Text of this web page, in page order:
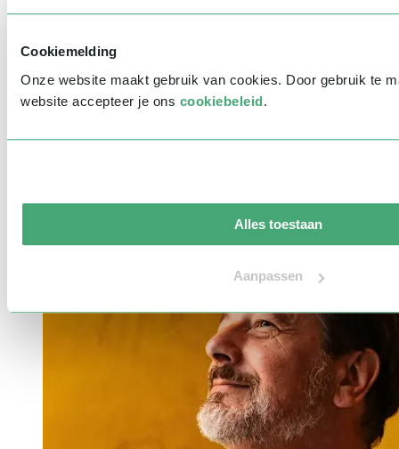
Cookiemelding
Onze website maakt gebruik van cookies. Door gebruik te
website accepteer je ons cookiebeleid.
Alles toestaan
Aanpassen